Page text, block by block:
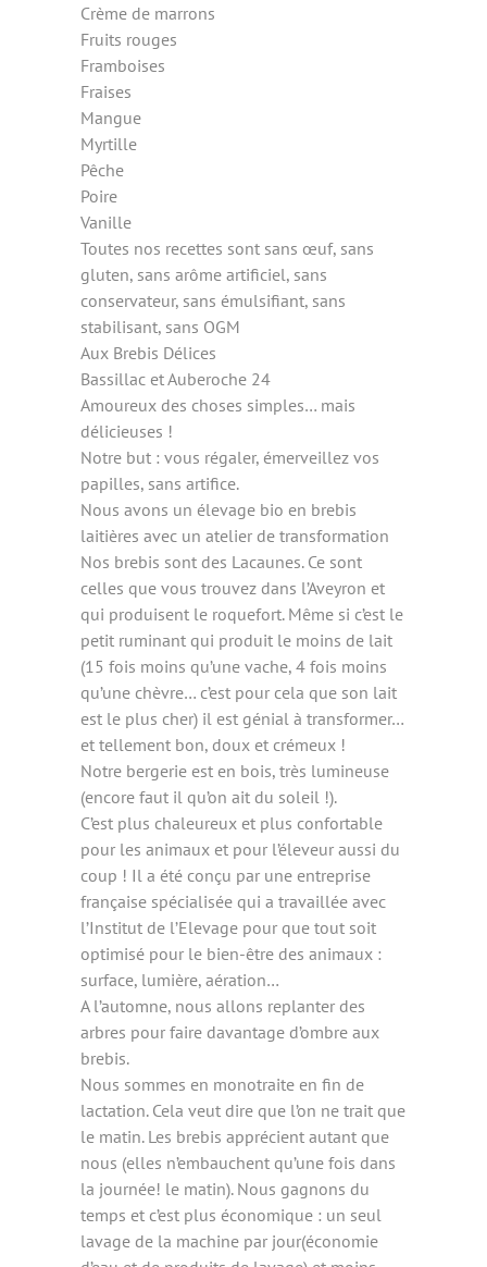
Crème de marrons
Fruits rouges
Framboises
Fraises
Mangue
Myrtille
Pêche
Poire
Vanille
Toutes nos recettes sont sans œuf, sans
gluten, sans arôme artificiel, sans
conservateur, sans émulsifiant, sans
stabilisant, sans OGM
Aux Brebis Délices
Bassillac et Auberoche 24
Amoureux des choses simples… mais
délicieuses !
Notre but : vous régaler, émerveillez vos
papilles, sans artifice.
Nous avons un élevage bio en brebis
laitières avec un atelier de transformation
Nos brebis sont des Lacaunes. Ce sont
celles que vous trouvez dans l’Aveyron et
qui produisent le roquefort. Même si c’est le
petit ruminant qui produit le moins de lait
(15 fois moins qu’une vache, 4 fois moins
qu’une chèvre… c’est pour cela que son lait
est le plus cher) il est génial à transformer…
et tellement bon, doux et crémeux !
Notre bergerie est en bois, très lumineuse
(encore faut il qu’on ait du soleil !).
C’est plus chaleureux et plus confortable
pour les animaux et pour l’éleveur aussi du
coup ! Il a été conçu par une entreprise
française spécialisée qui a travaillée avec
l’Institut de l’Elevage pour que tout soit
optimisé pour le bien-être des animaux :
surface, lumière, aération…
A l’automne, nous allons replanter des
arbres pour faire davantage d’ombre aux
brebis.
Nous sommes en monotraite en fin de
lactation. Cela veut dire que l’on ne trait que
le matin. Les brebis apprécient autant que
nous (elles n’embauchent qu’une fois dans
la journée! le matin). Nous gagnons du
temps et c’est plus économique : un seul
lavage de la machine par jour(économie